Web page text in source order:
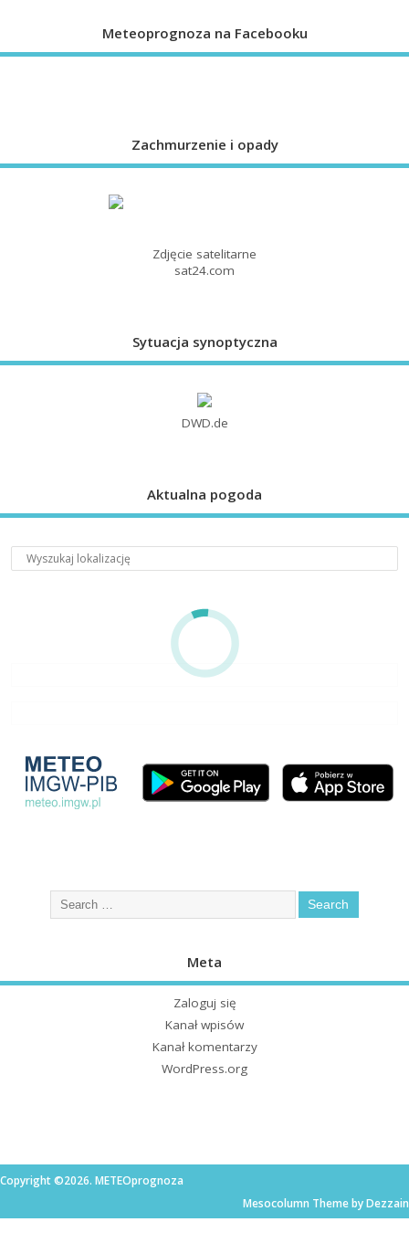
Meteoprognoza na Facebooku
Zachmurzenie i opady
Zdjęcie satelitarne
sat24.com
Sytuacja synoptyczna
DWD.de
Aktualna pogoda
Meta
Zaloguj się
Kanał wpisów
Kanał komentarzy
WordPress.org
Copyright ©2026. METEOprognoza
Mesocolumn Theme by Dezzain